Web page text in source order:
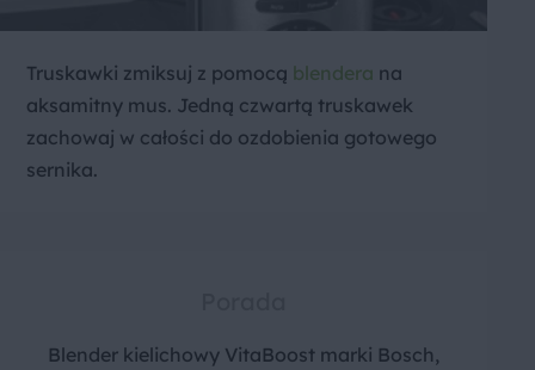
Truskawki zmiksuj z pomocą blendera na
aksamitny mus. Jedną czwartą truskawek
zachowaj w całości do ozdobienia gotowego
sernika.
Blender kielichowy VitaBoost marki Bosch,